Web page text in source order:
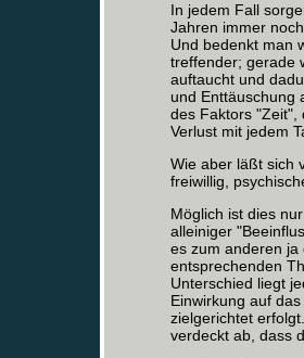
In jedem Fall
Jahren immer
Und bedenkt man
treffender; gerade
auftaucht und
und Enttäuschung
des Faktors "Zeit",
Verlust mit jedem
Wie aber läßt sich
freiwillig,
Möglich ist dies
alleiniger
es zum anderen ja
entsprechenden
Unterschied liegt
Einwirkung auf
zielgerichtet
verdeckt ab, dass